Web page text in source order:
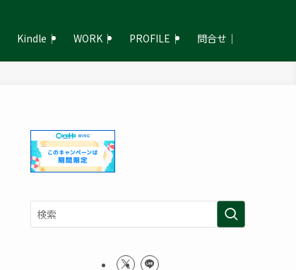
Kindle｜ WORK｜ PROFILE｜ 問合せ｜